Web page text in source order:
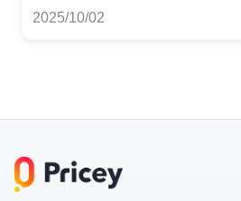
2025/10/02